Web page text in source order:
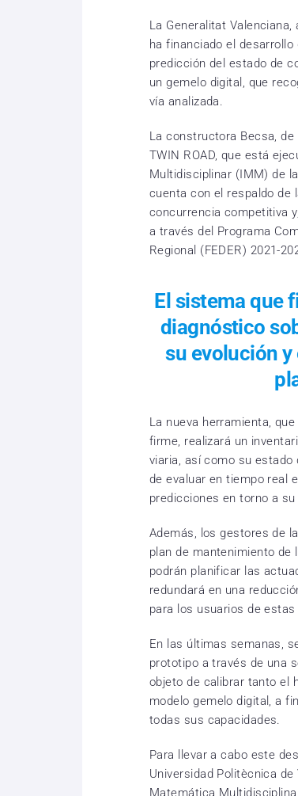
La Generalitat
ha financiado el
predicción del estado de
un gemelo digital, que
vía analizada.
La constructora Becsa,
TWIN ROAD, que está
Multidisciplinar (IMM) de
cuenta con el respaldo de
concurrencia competitiva
a través del Programa
Regional (FEDER) 2021-
El sistema que
diagnóstico
su evolución
La nueva herramienta,
firme, realizará un
viaria, así como su
de evaluar en tiempo real
predicciones en torno a
Además, los gestores de
plan de mantenimiento de
podrán planificar las
redundará en una
para los usuarios de estas
En las últimas semanas,
prototipo a través de una
objeto de calibrar tanto el
modelo gemelo digital, a
todas sus capacidades.
Para llevar a cabo este
Universidad Politècnica
Matemática